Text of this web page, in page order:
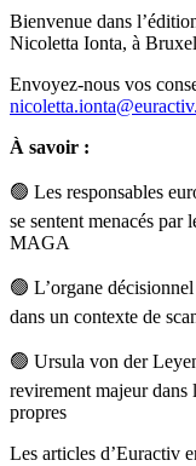
Bienvenue dans
Nicoletta Ionta, à
Envoyez-nous vos
À savoir :
🟢 Les responsables
se sentent menacés par
MAGA
🟢 L’organe
dans un contexte de
🟢 Ursula von der
revirement majeur dans
propres
Les articles d’Euractiv